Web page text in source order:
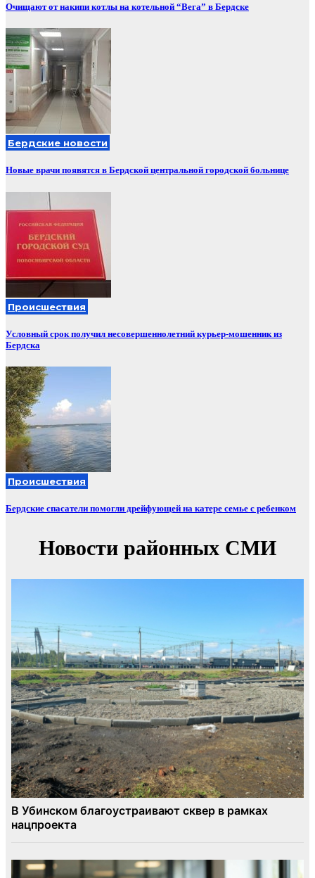
Очищают от накипи котлы на котельной “Вега” в Бердске
Бердские новости
Новые врачи появятся в Бердской центральной городской больнице
Происшествия
Условный срок получил несовершеннолетний курьер-мошенник из
Бердска
Происшествия
Бердские спасатели помогли дрейфующей на катере семье с ребенком